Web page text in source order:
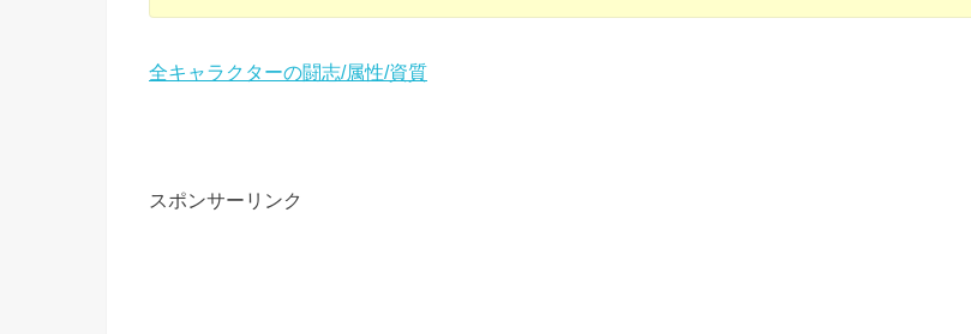
全キャラクターの闘志/属性/資質
スポンサーリンク